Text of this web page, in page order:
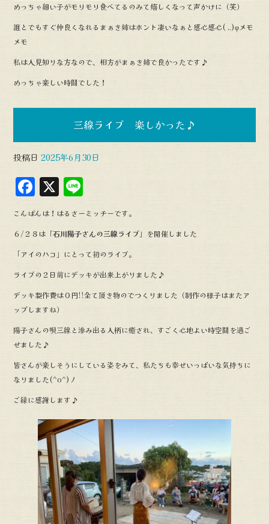
めっちゃ細い子がモリモリ食べてるのみて嬉しくなって声かけに（笑）
誰とでもすぐ仲良くなれるまぁき姉はホント凄いなぁと感心感心( ..)φメモ
メモ
私は人見知りな方なので、相方がまぁき姉で良かったです♪
めっちゃ楽しい時間でした！
三線ライブ 楽しかった♪
投稿日 2025年6月30日
F
a
c
e
b
o
o
k
X
in
e
こんばんは！はるさーミッチーです。
６/２８は 「石川陽子さんの三線ライブ」 を開催しました
「アイのハコ」にとって初のライブ。
ライブの２日前にデッキが出来上がりました♪
デッキ製作費は０円!!全て頂き物のでつくりました（制作の様子はまたア
ップしますね）
陽子さんの唄三線と滲み出る人柄に癒され、すごく心地よい時空間を過ご
せました♪
皆さんが楽しそうにしている姿をみて、私たちも幸せいっぱいな気持ちに
なりました(^o^)丿
ご縁に感謝します♪